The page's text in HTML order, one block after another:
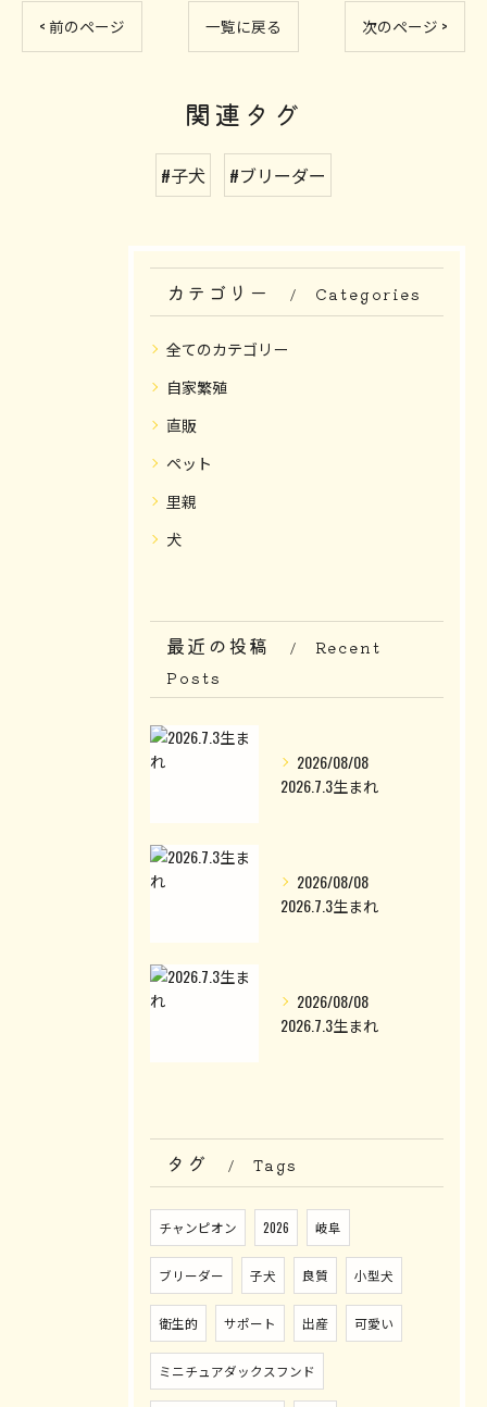
< 前のページ 一覧に戻る 次のページ >
関連タグ
#子犬 #ブリーダー
カテゴリー Categories
全てのカテゴリー
自家繁殖
直販
ペット
里親
犬
最近の投稿
Recent
Posts
2026/08/08
2026.7.3生まれ
2026/08/08
2026.7.3生まれ
2026/08/08
2026.7.3生まれ
タグ Tags
チャンピオン 2026 岐阜
ブリーダー 子犬 良質 小型犬
衛生的 サポート 出産 可愛い
ミニチュアダックスフンド